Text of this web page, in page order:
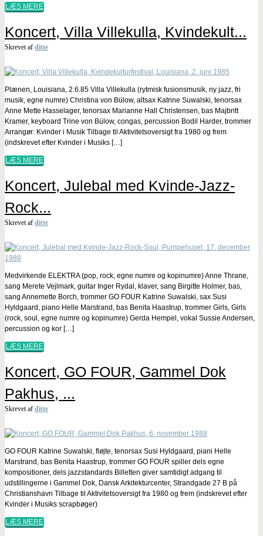
LÆS MERE
Koncert, Villa Villekulla, Kvindekult...
Skrevet af ditte
Plænen, Louisiana, 2.6.85 Villa Villekulla (rytmisk fusionsmusik, ny jazz, fri
musik, egne numre) Christina von Bülow, altsax Katrine Suwalski, tenorsax
Anne Mette Hasselager, tenorsax Marianne Hall Christensen, bas Majbritt
Kramer, keyboard Trine von Bülow, congas, percussion Bodil Harder, trommer
Arrangør: Kvinder i Musik Tilbage til Aktivitetsoversigt fra 1980 og frem
(indskrevet efter Kvinder i Musiks […]
LÆS MERE
Koncert, Julebal med Kvinde-Jazz-
Rock...
Skrevet af ditte
Medvirkende ELEKTRA (pop, rock, egne numre og kopinumre) Anne Thrane,
sang Merete Vejlmark, guitar Inger Rydal, klaver, sang Birgitte Holmer, bas,
sang Annemette Borch, trommer GO FOUR Katrine Suwalski, sax Susi
Hyldgaard, piano Helle Marstrand, bas Benita Haastrup, trommer Girls, Girls
(rock, soul, egne numre og kopinumre) Gerda Hempel, vokal Sussie Andersen,
percussion og kor […]
LÆS MERE
Koncert, GO FOUR, Gammel Dok
Pakhus, ...
Skrevet af ditte
GO FOUR Katrine Suwalski, fløjte, tenorsax Susi Hyldgaard, piani Helle
Marstrand, bas Benita Haastrup, trommer GO FOUR spiller dels egne
kompositioner, dels jazzstandards Billetten giver samtidigt adgang til
udstillingerne i Gammel Dok, Dansk Arkitekturcenter, Strandgade 27 B på
Christianshavn Tilbage til Aktivitetsoversigt fra 1980 og frem (indskrevet efter
Kvinder i Musiks scrapbøger)
LÆS MERE